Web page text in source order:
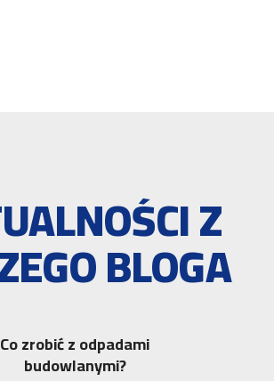
Z
BLOGA
Co zrobić z odpadami
budowlanymi?